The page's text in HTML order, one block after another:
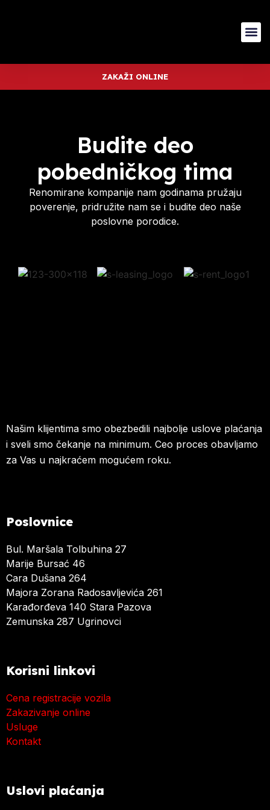
ZAKAŽI ONLINE
Budite deo
pobedničkog tima
Renomirane kompanije nam godinama pružaju
poverenje, pridružite nam se i budite deo naše
poslovne porodice.
Našim klijentima smo obezbedili najbolje uslove plaćanja
i sveli smo čekanje na minimum. Ceo proces obavljamo
za Vas u najkraćem mogućem roku.
Poslovnice
Bul. Maršala Tolbuhina 27
Marije Bursać 46
Cara Dušana 264
Majora Zorana Radosavljevića 261
Karađorđeva 140 Stara Pazova
Zemunska 287 Ugrinovci
Korisni linkovi
Cena registracije vozila
Zakazivanje online
Usluge
Kontakt
Uslovi plaćanja